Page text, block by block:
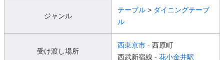
ジャンル
テーブル > ダイニングテーブ
ル
受け渡し場所
西東京市 - 西原町
西武新宿線 - 花小金井駅